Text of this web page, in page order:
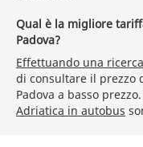
Qual è la migliore
Padova?
Effettuando una ricerca
di consultare il prezzo
Padova a basso
Adriatica in autobus